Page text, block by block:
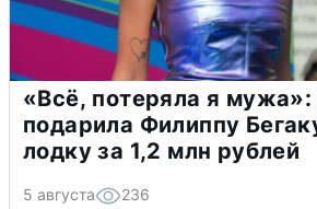
«Всё, потеряла я мужа»:
подарила Филиппу
лодку за 1,2 млн рублей
5 августа 236